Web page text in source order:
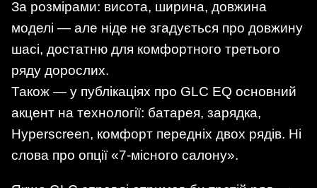
За розмірами: висота, ширина, довжина
моделі — але ніде не згадується про довжину
шасі, достатню для комфортного третього
ряду дорослих.
Також — у публікаціях про GLC EQ основний
акцент на технології: батарея, зарядка,
Hyperscreen, комфорт передніх двох рядів. Ні
слова про опції «7-місного салону».